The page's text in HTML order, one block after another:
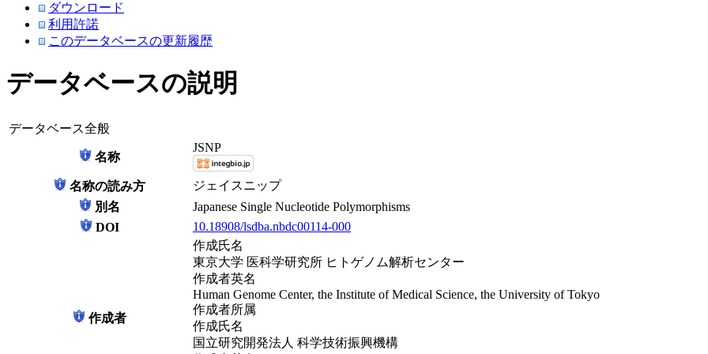
ダウンロード
利用許諾
このデータベースの更新履歴
データベースの説明
データベース全般
名称
JSNP
名称の読み方
ジェイスニップ
別名
Japanese Single Nucleotide Polymorphisms
DOI
10.18908/lsdba.nbdc00114-000
作成者
作成氏名
東京大学 医科学研究所 ヒトゲノム解析センター
作成者英名
Human Genome Center, the Institute of Medical Science, the University of Tokyo
作成者所属
作成氏名
国立研究開発法人 科学技術振興機構